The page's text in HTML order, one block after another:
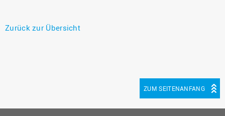
Zurück zur Übersicht
ZUM SEITENANFANG